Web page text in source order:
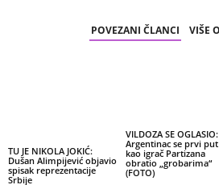
POVEZANI ČLANCI VIŠE
TU JE NIKOLA JOKIĆ:
Dušan Alimpijević objavio
spisak reprezentacije
Srbije
VILDOZA SE OGLASIO:
Argentinac se prvi put
kao igrač Partizana
obratio „grobarima“
(FOTO)